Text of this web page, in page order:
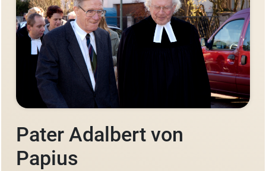
Pater Adalbert von
Papius